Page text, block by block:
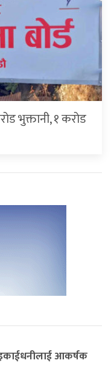
भुक्तानी, १ करोड
आकर्षक